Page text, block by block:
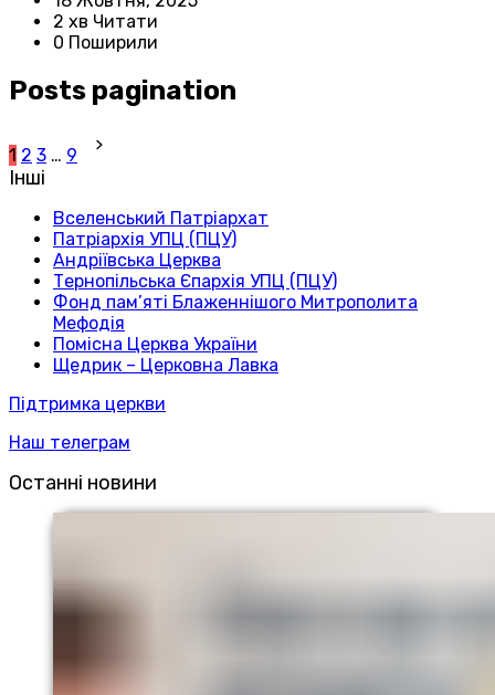
2 хв Читати
0 Поширили
Posts pagination
1 2 3 … 9
Інші
Вселенський Патріархат
Патріархія УПЦ (ПЦУ)
Андріївська Церква
Тернопільська Єпархія УПЦ (ПЦУ)
Фонд пам’яті Блаженнішого Митрополита
Мефодія
Помісна Церква України
Щедрик – Церковна Лавка
Підтримка церкви
Наш телеграм
Останні новини